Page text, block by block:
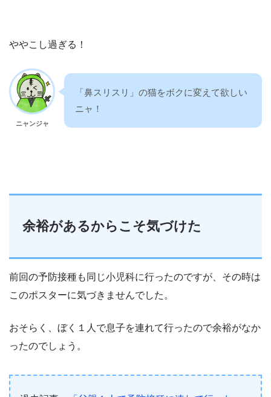
ややこし過ぎる！
ニャンジャ
「鼻スリスリ」の猫をボクに変えて欲しい
ニャ！
余裕があるからこそ気づけた
前回の予防接種も同じ小児科に行ったのですが、その時は
このポスターに気づきませんでした。
おそらく、ぼく１人で息子を連れて行ったので余裕がなか
ったのでしょう。